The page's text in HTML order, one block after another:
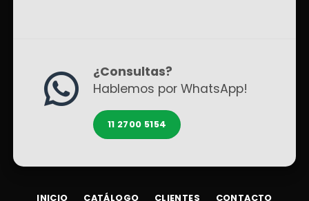
¿Consultas?
Hablemos por WhatsApp!
11 2700 5154
INICIO CATÁLOGO CLIENTES CONTACTO